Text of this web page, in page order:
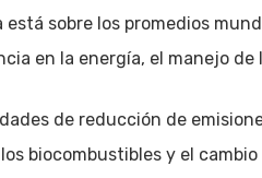
sobre los promedios
en la energía, el manejo
de reducción de
biocombustibles y el